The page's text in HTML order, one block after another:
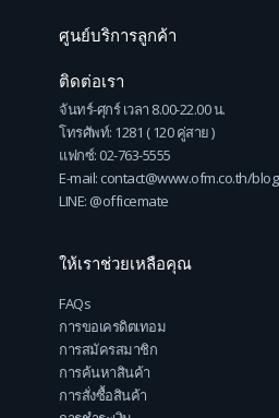
ศูนย์บริการลูกค้า
ติดต่อเรา
จันทร์-ศุกร์ เวลา 8.00-22.00 น.
โทรศัพท์: 1281 ( 120 คู่สาย )
แฟกซ์: 02-763-5555
E-mail: contact@www.ofm.co.th/blog
LINE: @officemate
ให้เราช่วยเหลือคุณ
FAQs
การขอเครดิตเทอม
การสมัครสมาชิก
การค้นหาสินค้า
การสั่งซื้อสินค้า